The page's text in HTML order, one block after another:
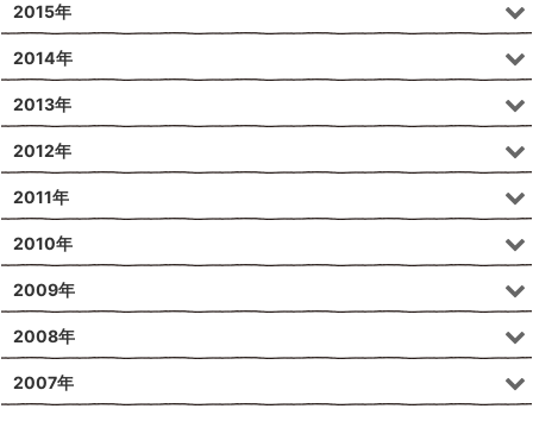
2015年
2014年
2013年
2012年
2011年
2010年
2009年
2008年
2007年